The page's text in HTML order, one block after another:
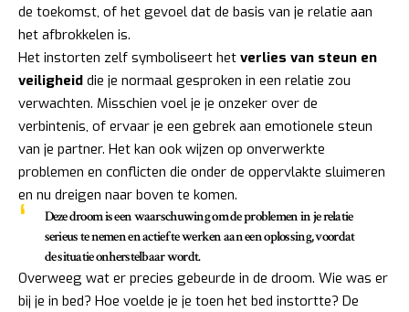
de toekomst, of het gevoel dat de basis van je relatie aan
het afbrokkelen is.
Het instorten zelf symboliseert het verlies van steun en
veiligheid die je normaal gesproken in een relatie zou
verwachten. Misschien voel je je onzeker over de
verbintenis, of ervaar je een gebrek aan emotionele steun
van je partner. Het kan ook wijzen op onverwerkte
problemen en conflicten die onder de oppervlakte sluimeren
en nu dreigen naar boven te komen.
Deze droom is een waarschuwing om de problemen in je relatie
serieus te nemen en actief te werken aan een oplossing, voordat
de situatie onherstelbaar wordt.
Overweeg wat er precies gebeurde in de droom. Wie was er
bij je in bed? Hoe voelde je je toen het bed instortte? De